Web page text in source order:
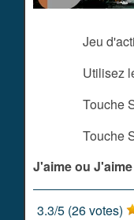
Jeu
Utilisez
Touche
Touche
J'aime ou
3.3/5 (26votes)